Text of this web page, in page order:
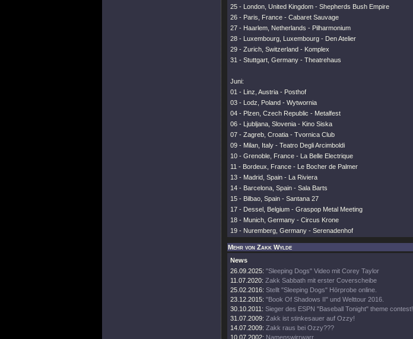
25 - London, United Kingdom - Shepherds Bush Empire
26 - Paris, France - Cabaret Sauvage
27 - Haarlem, Netherlands - Pilharmonium
28 - Luxembourg, Luxembourg - Den Atelier
29 - Zurich, Switzerland - Komplex
31 - Stuttgart, Germany - Theatrehaus
Juni:
01 - Linz, Austria - Posthof
03 - Lodz, Poland - Wytwornia
04 - Plzen, Czech Republic - Metalfest
06 - Ljubljana, Slovenia - Kino Siska
07 - Zagreb, Croatia - Tvornica Club
09 - Milan, Italy - Teatro Degli Arcimboldi
10 - Grenoble, France - La Belle Electrique
11 - Bordeux, France - Le Bocher de Palmer
13 - Madrid, Spain - La Riviera
14 - Barcelona, Spain - Sala Barts
15 - Bilbao, Spain - Santana 27
17 - Dessel, Belgium - Graspop Metal Meeting
18 - Munich, Germany - Circus Krone
19 - Nuremberg, Germany - Serenadenhof
Mehr von Zakk Wylde
News
26.09.2025: "Sleeping Dogs" Video mit Corey Taylor
11.07.2020: Zakk Sabbath mit erster Coverscheibe
25.02.2016: Stellt "Sleeping Dogs" Hörprobe online.
23.12.2015: "Book Of Shadows II" und Welttour 2016.
30.10.2011: Sieger des ESPN "Baseball Tonight" theme contest!
31.07.2009: Zakk ist stinkesauer auf Ozzy!
14.07.2009: Zakk raus bei Ozzy???
10.07.2002: Namenswirrwarr